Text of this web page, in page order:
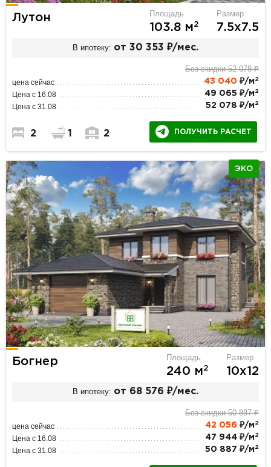
Лутон Площадь
103.8 м2
Размер
7.5х7.5
В ипотеку: от 30 353 ₽/мес.
Без скидки 52 078 ₽
цена сейчас 43 040 ₽/м 2
Цена с 16.08 49 065 ₽/м 2
Цена с 31.08 52 078 ₽/м 2
2 1 2 ПОЛУЧИТЬ РАСЧЕТ
ЭКО
Богнер Площадь
240 м2
Размер
10х12
В ипотеку: от 68 576 ₽/мес.
Без скидки 50 887 ₽
цена сейчас 42 056 ₽/м 2
Цена с 16.08 47 944 ₽/м 2
Цена с 31.08 50 887 ₽/м 2